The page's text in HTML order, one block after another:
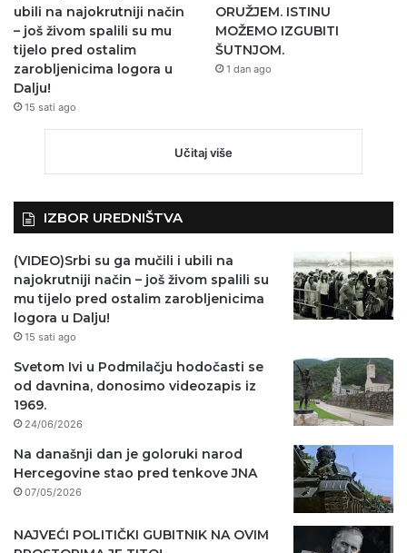
ubili na najokrutniji način
– još živom spalili su mu
tijelo pred ostalim
zarobljenicima logora u
Dalju!
15 sati ago
ORUŽJEM. ISTINU
MOŽEMO IZGUBITI
ŠUTNJOM.
1 dan ago
Učitaj više
IZBOR UREDNIŠTVA
(VIDEO)Srbi su ga mučili i ubili na
najokrutniji način – još živom spalili su
mu tijelo pred ostalim zarobljenicima
logora u Dalju!
15 sati ago
Svetom Ivi u Podmilačju hodočasti se
od davnina, donosimo videozapis iz
1969.
24/06/2026
Na današnji dan je goloruki narod
Hercegovine stao pred tenkove JNA
07/05/2026
NAJVEĆI POLITIČKI GUBITNIK NA OVIM